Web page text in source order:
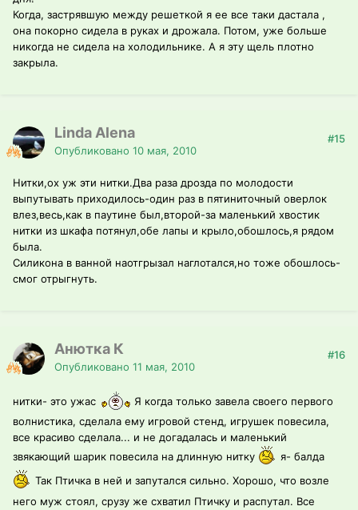
Когда, застрявшую между решеткой я ее все таки дастала ,
она покорно сидела в руках и дрожала. Потом, уже больше
никогда не сидела на холодильнике. А я эту щель плотно
закрыла.
Linda Alena
Опубликовано 10 мая, 2010
#15
Нитки,ох уж эти нитки.Два раза дрозда по молодости
выпутывать приходилось-один раз в пятиниточный оверлок
влез,весь,как в паутине был,второй-за маленький хвостик
нитки из шкафа потянул,обе лапы и крыло,обошлось,я рядом
была.
Силикона в ванной наотгрызал наглотался,но тоже обошлось-
смог отрыгнуть.
Анютка К
Опубликовано 11 мая, 2010
#16
нитки- это ужас
Я когда только завела своего первого
волнистика, сделала ему игровой стенд, игрушек повесила,
все красиво сделала... и не догадалась и маленький
звякающий шарик повесила на длинную нитку
я- балда
Так Птичка в ней и запутался сильно. Хорошо, что возле
него муж стоял, срузу же схватил Птичку и распутал. Все